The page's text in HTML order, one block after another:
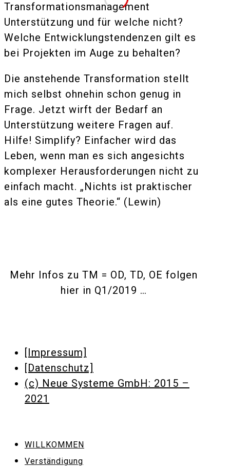
Transformationsmanagement
Unterstützung und für welche nicht?
Welche Entwicklungstendenzen gilt es
bei Projekten im Auge zu behalten?
Die anstehende Transformation stellt
mich selbst ohnehin schon genug in
Frage. Jetzt wirft der Bedarf an
Unterstützung weitere Fragen auf.
Hilfe! Simplify? Einfacher wird das
Leben, wenn man es sich angesichts
komplexer Herausforderungen nicht zu
einfach macht. „Nichts ist praktischer
als eine gutes Theorie.“ (Lewin)
Mehr Infos zu TM = OD, TD, OE folgen
hier in Q1/2019 …
[Impressum]
[Datenschutz]
(c) Neue Systeme GmbH: 2015 –
2021
WILLKOMMEN
Verständigung